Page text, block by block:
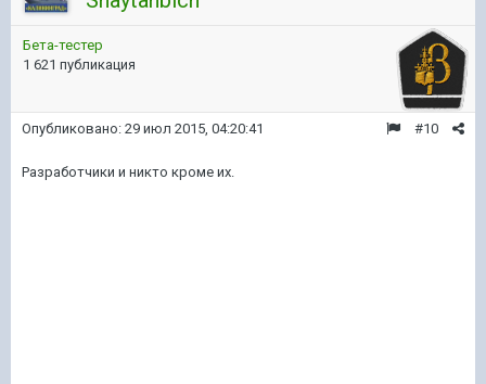
Бета-тестер
1 621 публикация
#10
Опубликовано: 29 июл 2015, 04:20:41
Разработчики и никто кроме их.